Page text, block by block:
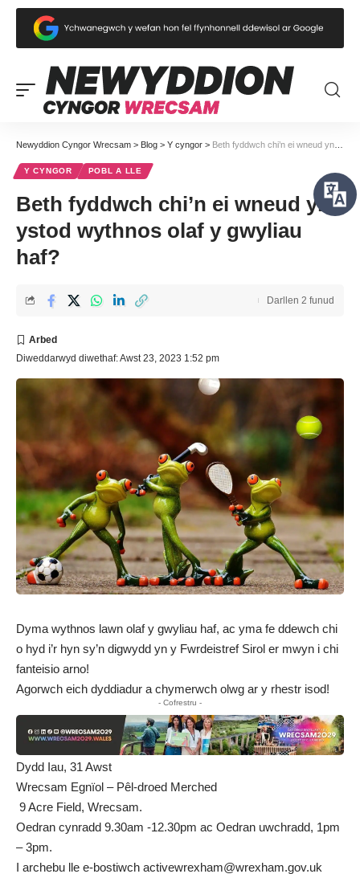
Newyddion Cyngor Wrecsam > Blog > Y cyngor > Beth fyddwch chi’n ei wneud yn ystod wythnos olaf y gwyliau haf?
Y CYNGOR POBL A LLE
Beth fyddwch chi’n ei wneud yn
ystod wythnos olaf y gwyliau
haf?
Diweddarwyd diwethaf: Awst 23, 2023 1:52 pm
Darllen 2 funud
Dyma wythnos lawn olaf y gwyliau haf, ac yma fe ddewch chi
o hyd i’r hyn sy’n digwydd yn y Fwrdeistref Sirol er mwyn i chi
fanteisio arno!
Agorwch eich dyddiadur a chymerwch olwg ar y rhestr isod!
- Cofrestru -
Dydd Iau, 31 Awst
Wrecsam Egnïol – Pêl-droed Merched
9 Acre Field, Wrecsam.
Oedran cynradd 9.30am -12.30pm ac Oedran uwchradd, 1pm
– 3pm.
I archebu lle e-bostiwch activewrexham@wrexham.gov.uk